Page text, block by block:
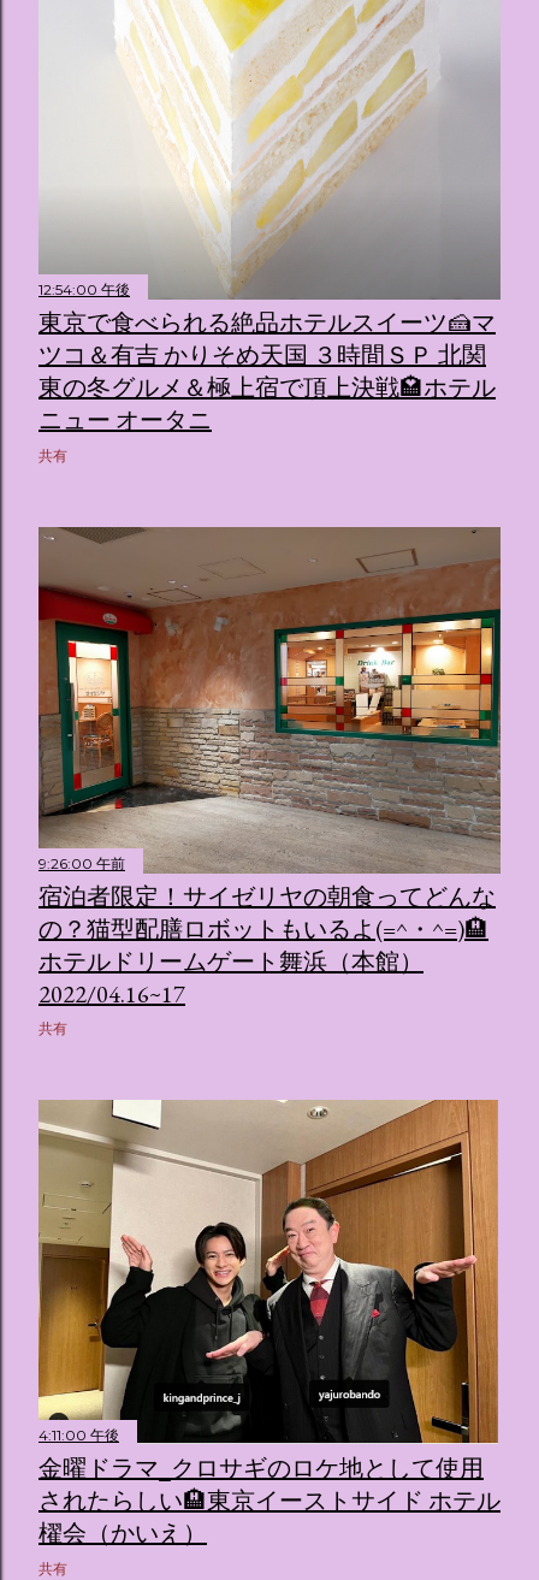
12:54:00 午後
東京で食べられる絶品ホテルスイーツ🍰マ
ツコ＆有吉 かりそめ天国 ３時間ＳＰ 北関
東の冬グルメ＆極上宿で頂上決戦🏩ホテル
ニュー オータニ
共有
9:26:00 午前
宿泊者限定！サイゼリヤの朝食ってどんな
の？猫型配膳ロボットもいるよ(=^・^=)🏨
ホテルドリームゲート舞浜（本館）
2022/04.16~17
共有
4:11:00 午後
金曜ドラマ_クロサギのロケ地として使用
されたらしい🏨東京イーストサイド ホテル
櫂会（かいえ）
共有